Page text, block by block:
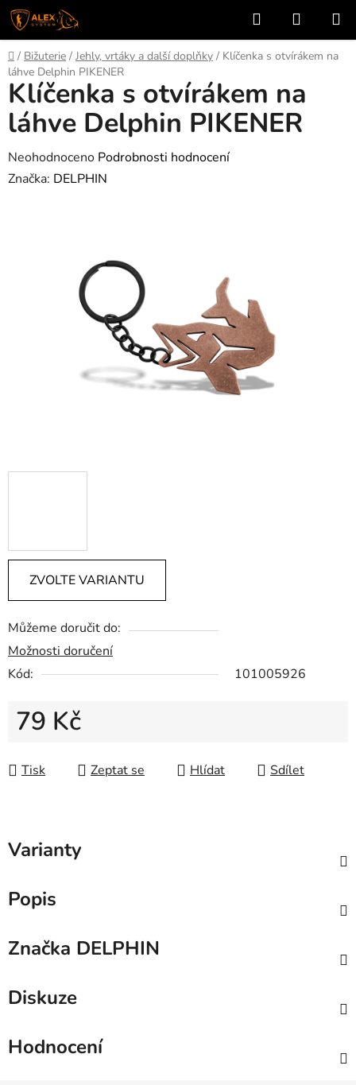
Přejít
na
obsah
Hledat
KOŠÍK
Domů
/ Bižuterie / Jehly, vrtáky a další doplňky / Klíčenka s otvírákem na
láhve Delphin PIKENER
ZVOLTE VARIANTU
Můžeme doručit do:
Možnosti doručení
Kód:
101005926
79 Kč
Tisk
Zeptat se Hlídat Sdílet
Klíčenka s otvírákem na
láhve Delphin PIKENER
Průměrné
hodnocení
Neohodnoceno Podrobnosti hodnocení
Značka: DELPHIN
Varianty
Popis
Značka DELPHIN
Diskuze
Hodnocení